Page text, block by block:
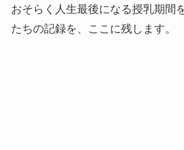
おそらく人生最後になる授乳期間
たちの記録を、ここに残します。